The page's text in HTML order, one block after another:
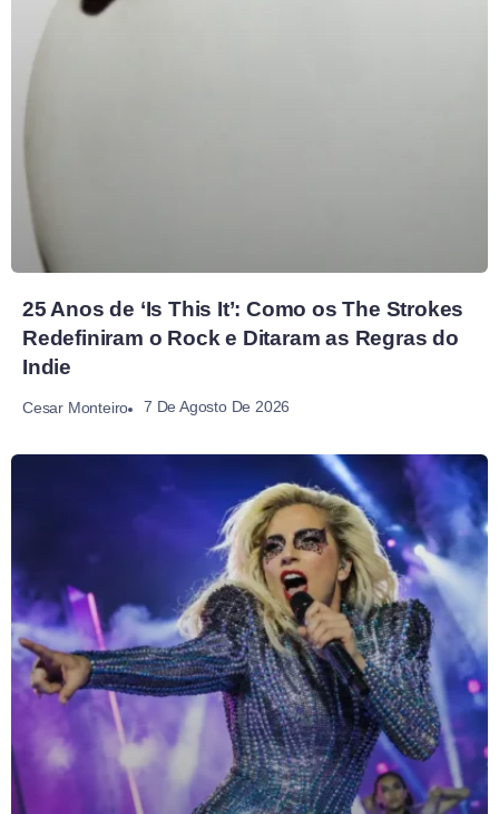
25 Anos de ‘Is This It’: Como os The Strokes
Redefiniram o Rock e Ditaram as Regras do
Indie
Cesar Monteiro 7 De Agosto De 2026